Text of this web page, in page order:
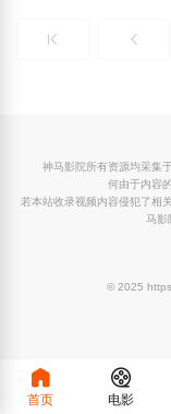
神马影院所有资源均采集
何由于内容
若本站收录视频内容侵犯了相
马影
© 2025
首页 电影